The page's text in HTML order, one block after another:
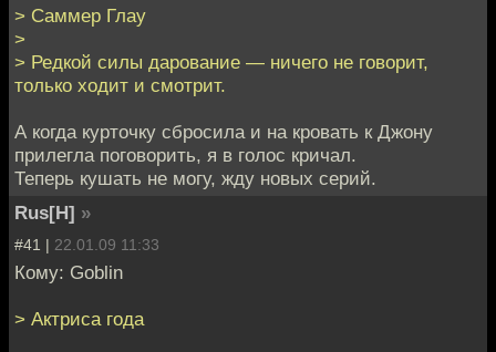
> Саммер Глау
>
> Редкой силы дарование — ничего не говорит,
только ходит и смотрит.
А когда курточку сбросила и на кровать к Джону
прилегла поговорить, я в голос кричал.
Теперь кушать не могу, жду новых серий.
Rus[H] »
#41 | 22.01.09 11:33
Кому: Goblin
> Актриса года